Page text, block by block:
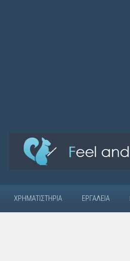
ΧΡΗΜΑΤΙΣΤΉΡΙΑ ΕΡΓΑΛΕΊΑ